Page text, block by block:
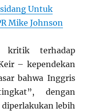
Untuk
Mike Johnson
kritik terhadap
– kependekan
bahwa Inggris
dengan
diperlakukan lebih